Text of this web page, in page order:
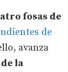
fosas de
de
avanza
la